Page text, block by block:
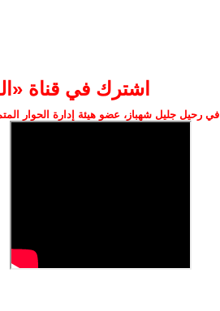
اشترك في قناة
في رحيل جليل شهباز، عضو هيئة إدارة الحوار